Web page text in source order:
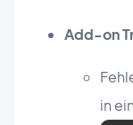
Add-on
in